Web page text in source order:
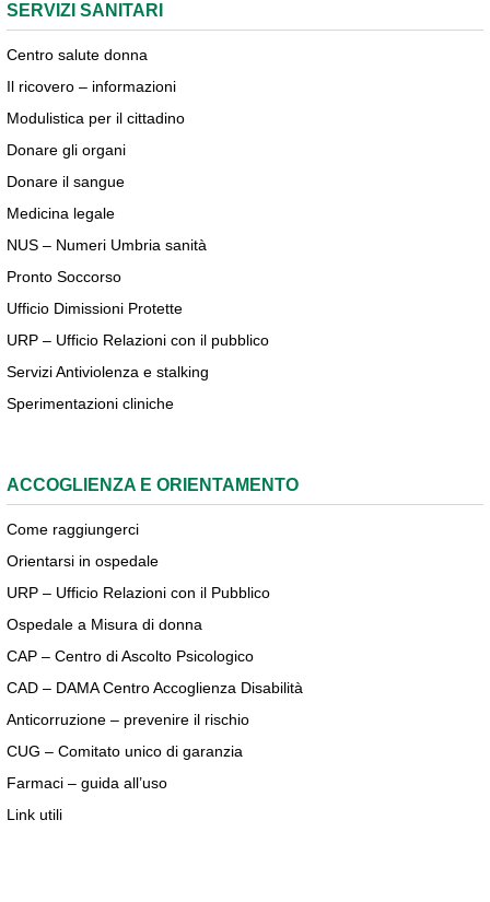
SERVIZI SANITARI
Centro salute donna
Il ricovero – informazioni
Modulistica per il cittadino
Donare gli organi
Donare il sangue
Medicina legale
NUS – Numeri Umbria sanità
Pronto Soccorso
Ufficio Dimissioni Protette
URP – Ufficio Relazioni con il pubblico
Servizi Antiviolenza e stalking
Sperimentazioni cliniche
ACCOGLIENZA E ORIENTAMENTO
Come raggiungerci
Orientarsi in ospedale
URP – Ufficio Relazioni con il Pubblico
Ospedale a Misura di donna
CAP – Centro di Ascolto Psicologico
CAD – DAMA Centro Accoglienza Disabilità
Anticorruzione – prevenire il rischio
CUG – Comitato unico di garanzia
Farmaci – guida all’uso
Link utili